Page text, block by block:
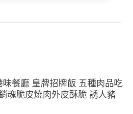
餐廳 皇牌招牌飯 五種肉品吃
魂脆皮燒肉外皮酥脆 誘人豬